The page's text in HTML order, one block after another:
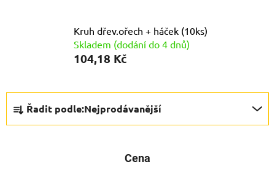
Kruh dřev.ořech + háček (10ks)
Skladem (dodání do 4 dnů)
104,18 Kč
Řadit podle:Nejprodávanější
Cena